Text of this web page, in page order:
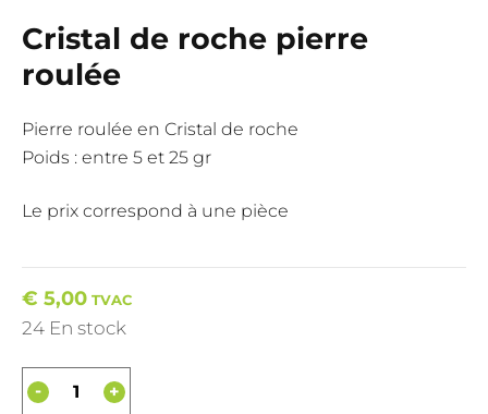
Cristal de roche pierre
roulée
Pierre roulée en Cristal de roche
Poids : entre 5 et 25 gr
Le prix correspond à une pièce
€ 5,00 TVAC
24 En stock
+
-